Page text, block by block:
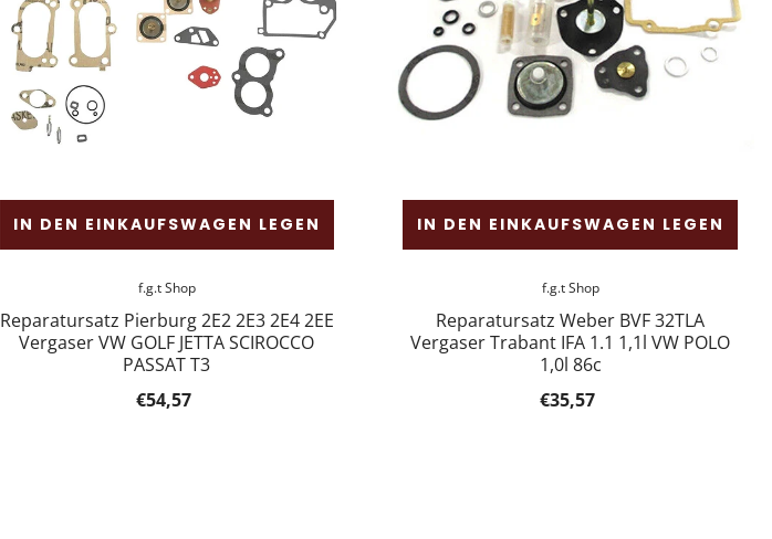
f.g.t Shop
Reparatursatz Pierburg 2E2 2E3 2E4 2EE
Vergaser VW GOLF JETTA SCIROCCO
PASSAT T3
€54,57
IN DEN EINKAUFSWAGEN LEGEN
f.g.t Shop
Reparatursatz Weber BVF 32TLA
Vergaser Trabant IFA 1.1 1,1l VW POLO
1,0l 86c
€35,57
IN DEN EINKAUFSWAGEN LEGEN